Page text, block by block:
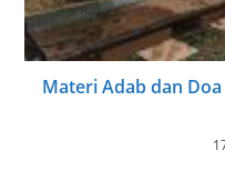
Materi Adab dan